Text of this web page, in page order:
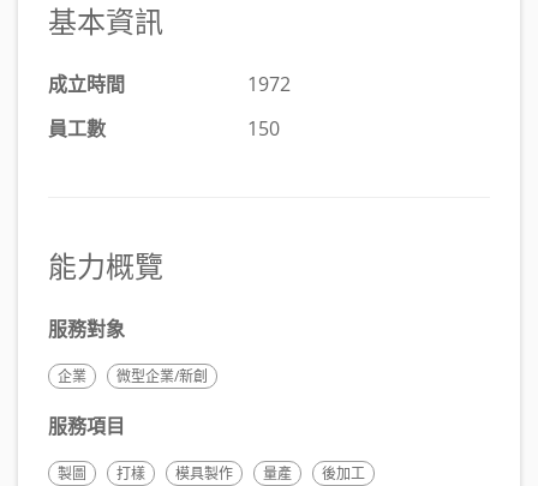
基本資訊
成立時間
1972
員工數
150
能力概覽
服務對象
企業 微型企業/新創
服務項目
製圖 打樣 模具製作 量產 後加工